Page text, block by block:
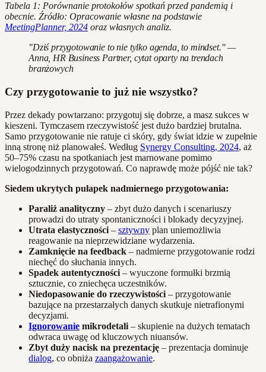
Tabela 1: Porównanie protokołów spotkań przed pandemią i
obecnie. Źródło: Opracowanie własne na podstawie
MeetingPlanner, 2024 oraz własnych analiz.
"Dziś przygotowanie to nie tylko agenda, to mindset." —
Anna, HR Business Partner, cytat oparty na trendach
branżowych
Czy przygotowanie to już nie wszystko?
Przez dekady powtarzano: przygotuj się dobrze, a masz sukces w
kieszeni. Tymczasem rzeczywistość jest dużo bardziej brutalna.
Samo przygotowanie nie ratuje ci skóry, gdy świat idzie w zupełnie
inną stronę niż planowałeś. Według Synergy Consulting, 2024, aż
50–75% czasu na spotkaniach jest marnowane pomimo
wielogodzinnych przygotowań. Co naprawdę może pójść nie tak?
Siedem ukrytych pułapek nadmiernego przygotowania:
Paraliż analityczny – zbyt dużo danych i scenariuszy
prowadzi do utraty spontaniczności i blokady decyzyjnej.
Utrata elastyczności – sztywny plan uniemożliwia
reagowanie na nieprzewidziane wydarzenia.
Zamknięcie na feedback – nadmierne przygotowanie rodzi
niechęć do słuchania innych.
Spadek autentyczności – wyuczone formułki brzmią
sztucznie, co zniechęca uczestników.
Niedopasowanie do rzeczywistości – przygotowanie
bazujące na przestarzałych danych skutkuje nietrafionymi
decyzjami.
Ignorowanie mikrodetali – skupienie na dużych tematach
odwraca uwagę od kluczowych niuansów.
Zbyt duży nacisk na prezentację – prezentacja dominuje
dialog, co obniża zaangażowanie.